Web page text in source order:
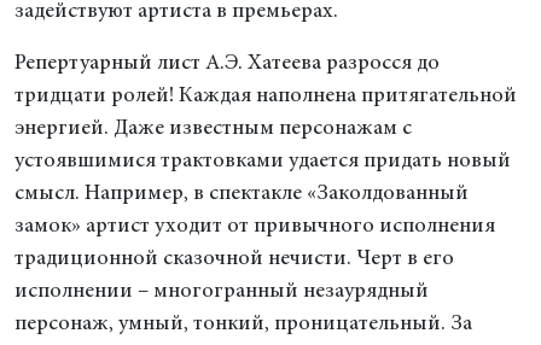
задействуют артиста в премьерах.
Репертуарный лист А.Э. Хатеева разросся до
тридцати ролей! Каждая наполнена притягательной
энергией. Даже известным персонажам с
устоявшимися трактовками удается придать новый
смысл. Например, в спектакле «Заколдованный
замок» артист уходит от привычного исполнения
традиционной сказочной нечисти. Черт в его
исполнении – многогранный незаурядный
персонаж, умный, тонкий, проницательный. За